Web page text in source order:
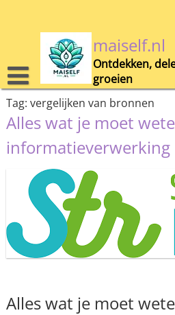
maiself.nl
Ontdekken,
groeien
Tag: vergelijken van bronnen
Alles wat je moet
informatieverwerking
Alles wat je moet